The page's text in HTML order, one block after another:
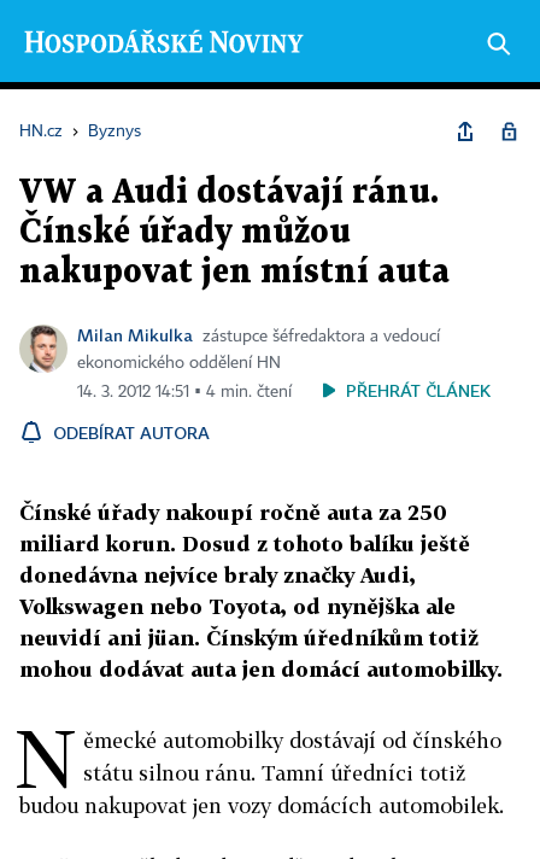
HN.cz › Byznys
VW a Audi dostávají ránu.
Čínské úřady můžou
nakupovat jen místní auta
Milan Mikulka
zástupce šéfredaktora a vedoucí
ekonomického oddělení HN
14. 3. 2012 14:51 ▪ 4 min. čtení
PŘEHRÁT ČLÁNEK
ODEBÍRAT AUTORA
Čínské úřady nakoupí ročně auta za 250
miliard korun. Dosud z tohoto balíku ještě
donedávna nejvíce braly značky Audi,
Volkswagen nebo Toyota, od nynějška ale
neuvidí ani jüan. Čínským úředníkům totiž
mohou dodávat auta jen domácí automobilky.
N ěmecké automobilky dostávají od čínského
státu silnou ránu. Tamní úředníci totiž
budou nakupovat jen vozy domácích automobilek.